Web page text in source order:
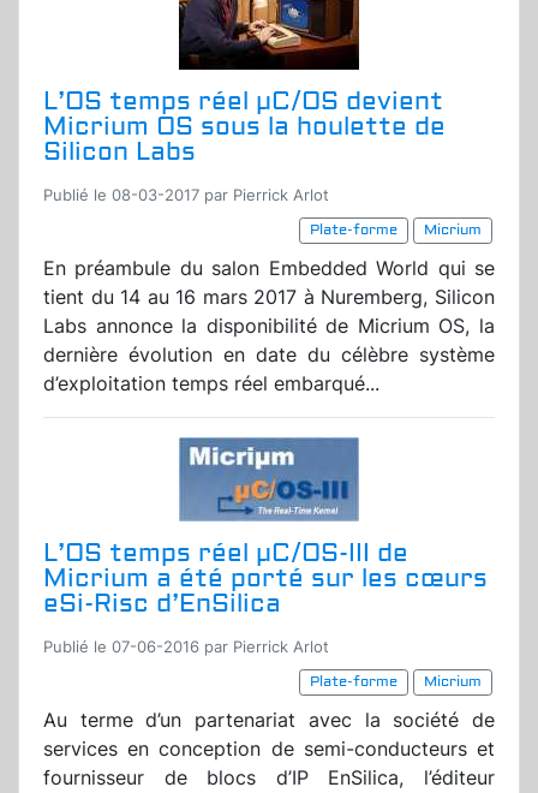
L’OS temps réel µC/OS devient
Micrium OS sous la houlette de
Silicon Labs
Publié le 08-03-2017 par Pierrick Arlot
Plate-forme
Micrium
En préambule du salon Embedded World qui se
tient du 14 au 16 mars 2017 à Nuremberg, Silicon
Labs annonce la disponibilité de Micrium OS, la
dernière évolution en date du célèbre système
d’exploitation temps réel embarqué...
L’OS temps réel µC/OS-III de
Micrium a été porté sur les cœurs
eSi-Risc d’EnSilica
Publié le 07-06-2016 par Pierrick Arlot
Plate-forme
Micrium
Au terme d’un partenariat avec la société de
services en conception de semi-conducteurs et
fournisseur de blocs d’IP EnSilica, l’éditeur